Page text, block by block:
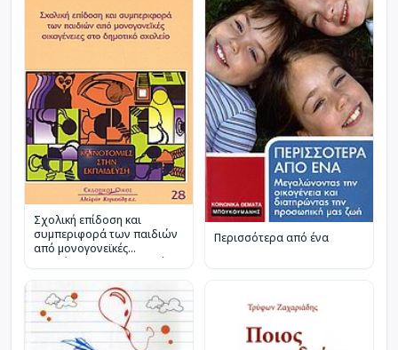
Σχολική επίδοση και
συμπεριφορά των παιδιών
από μονογονεϊκές
οικογένειες στο δημοτικό
Περισσότερα από ένα